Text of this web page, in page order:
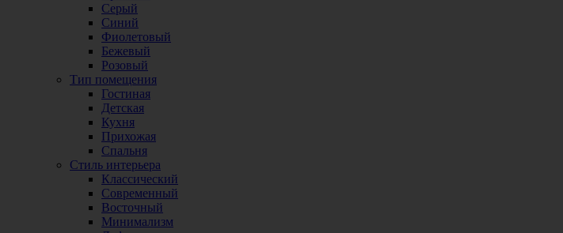
Серый
Синий
Фиолетовый
Бежевый
Розовый
Тип помещения
Гостиная
Детская
Кухня
Прихожая
Спальня
Стиль интерьера
Классический
Современный
Восточный
Минимализм